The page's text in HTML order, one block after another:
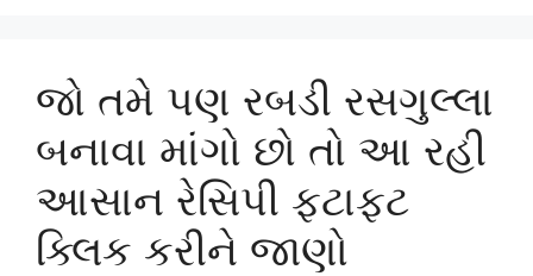
જો તમે પણ રબડી રસગુલ્લા
બનાવા માંગો છો તો આ રહી
આસાન રેસિપી ફટાફટ
ક્લિક કરીને જાણો